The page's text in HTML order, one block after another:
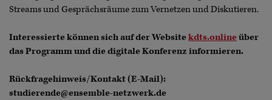
Streams und Gesprächsräume zum Vernetzen und Diskutieren.
Interessierte können sich auf der Websitekdts.onlineüber
das Programm und die digitale Konferenz informieren.
Rückfragehinweis/Kontakt (E-Mail):
studierende@ensemble-netzwerk.de